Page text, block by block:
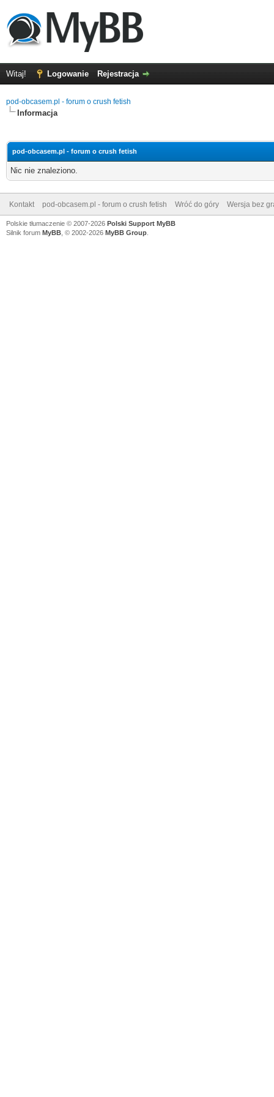
Witaj! Logowanie Rejestracja
pod-obcasem.pl - forum o crush fetish
Informacja
pod-obcasem.pl - forum o crush fetish
Nic nie znaleziono.
Kontakt pod-obcasem.pl - forum o crush fetish Wróć do góry Wersja bez
Polskie tłumaczenie © 2007-2026 Polski Support MyBB
Silnik forum MyBB , © 2002-2026 MyBB Group